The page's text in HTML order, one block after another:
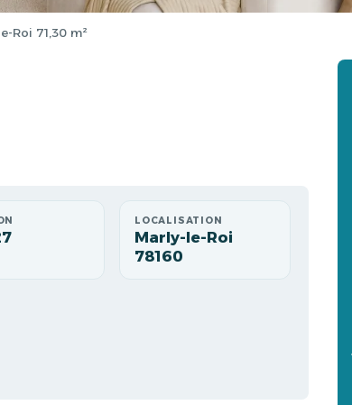
Roi 71,30 m²
LOCALISATION
Marly-le-Roi
78160